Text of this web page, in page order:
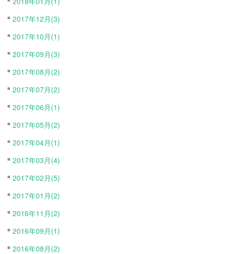
2017年12月(3)
2017年10月(1)
2017年09月(3)
2017年08月(2)
2017年07月(2)
2017年06月(1)
2017年05月(2)
2017年04月(1)
2017年03月(4)
2017年02月(5)
2017年01月(2)
2016年11月(2)
2016年09月(1)
2016年08月(2)